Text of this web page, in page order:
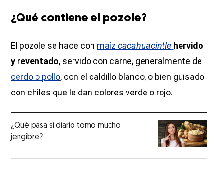
¿Qué contiene el pozole?
El pozole se hace con maízcacahuacintle hervido
y reventado, servido con carne, generalmente de
cerdo o pollo, con el caldillo blanco, o bien guisado
con chiles que le dan colores verde o rojo.
¿Qué pasa si diario tomo mucho
jengibre?